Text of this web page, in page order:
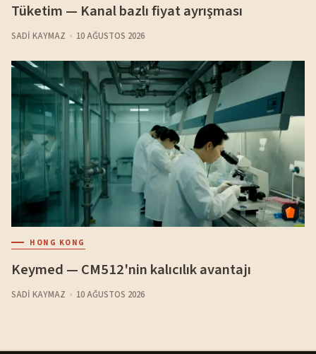
Tüketim — Kanal bazlı fiyat ayrışması
SADI KAYMAZ 10 AĞUSTOS 2026
HONG KONG
Keymed — CM512'nin kalıcılık avantajı
SADI KAYMAZ 10 AĞUSTOS 2026